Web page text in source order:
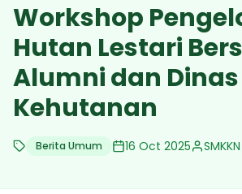
Workshop
Hutan Lestari
Alumni dan Dinas
Kehutanan
Berita Umum 16 Oct 2025